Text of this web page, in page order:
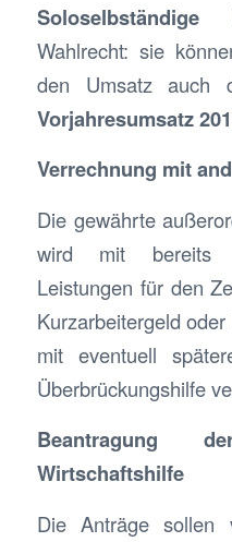
Soloselbständige
Wahlrecht: sie
den Umsatz auch
Vorjahresumsatz
Verrechnung mit
Die gewährte
wird mit bereits
Leistungen für den
Kurzarbeitergeld
mit eventuell
Überbrückungshilfe
Beantragung
Wirtschaftshilfe
Die Anträge sollen